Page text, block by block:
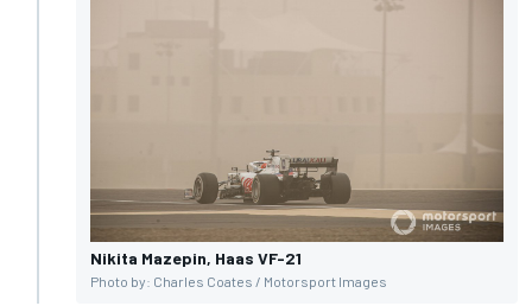
Nikita Mazepin, Haas VF-21
Photo by: Charles Coates / Motorsport Images